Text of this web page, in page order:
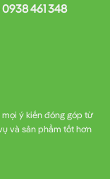
ý kiến đóng góp từ
và sản phẩm tốt hơn
461 348